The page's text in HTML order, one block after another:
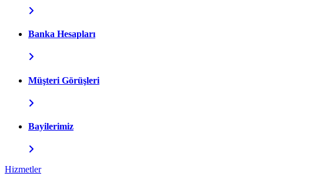
Banka Hesapları
Müşteri Görüşleri
Bayilerimiz
Hizmetler